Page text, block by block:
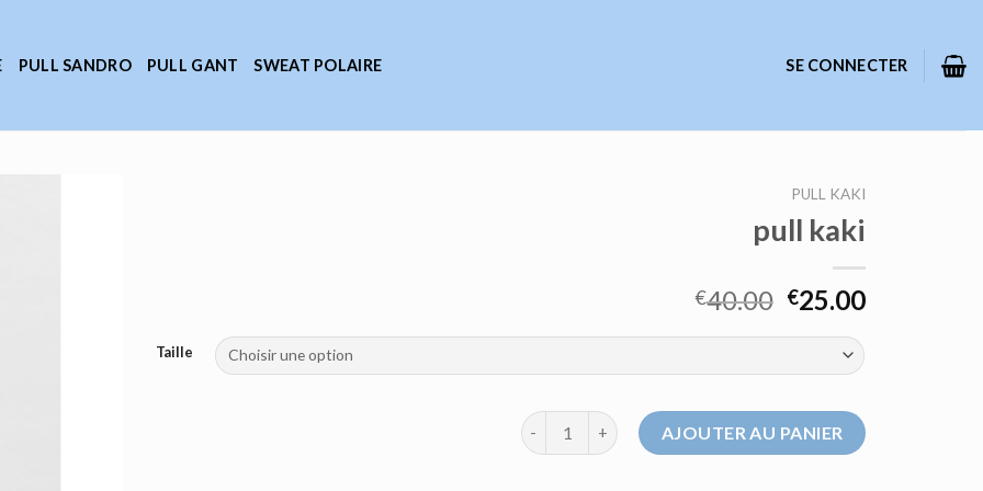
PULL SANDRO PULL GANT SWEAT POLAIRE SE CONNECTER
PULL KAKI
pull kaki
€40.00 €25.00
Taille
quantité de pull kakiAJOUTER AU PANIER